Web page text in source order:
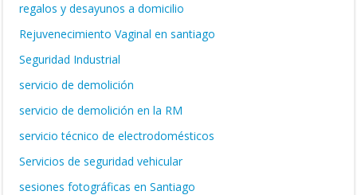
regalos y desayunos a domicilio
Rejuvenecimiento Vaginal en santiago
Seguridad Industrial
servicio de demolición
servicio de demolición en la RM
servicio técnico de electrodomésticos
Servicios de seguridad vehicular
sesiones fotográficas en Santiago